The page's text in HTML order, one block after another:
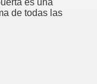
es una
de todas las